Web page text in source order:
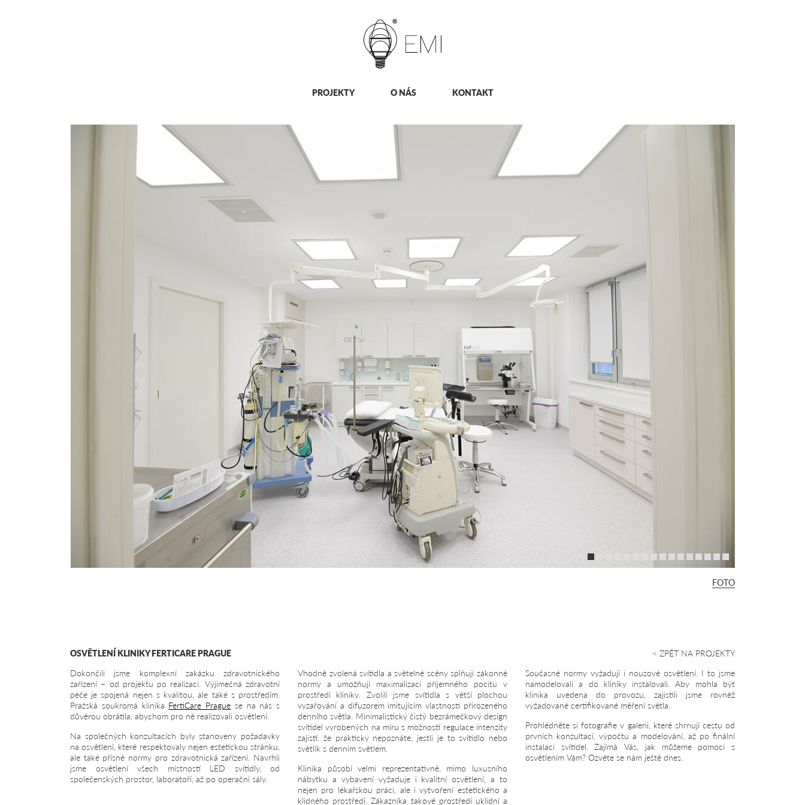
PROJEKTY O NÁS KONTAKT
Ano, fotka je tu. Jen chvíli strpení, než se natáhne.
FOTO
< ZPĚT NA PROJEKTY
OSVĚTLENÍ KLINIKY FERTICARE PRAGUE
Dokončili jsme komplexní zakázku zdravotnického
zařízení – od projektu po realizaci. Výjimečná zdravotní
péče je spojená nejen s kvalitou, ale také s prostředím.
Pražská soukromá klinika FertiCare Prague se na nás s
důvěrou obrátila, abychom pro ně realizovali osvětlení.
Na společných konzultacích byly stanoveny požadavky
na osvětlení, které respektovaly nejen estetickou stránku,
ale také přísné normy pro zdravotnická zařízení. Navrhli
jsme osvětlení všech místností LED svítidly, od
společenských prostor, laboratoří, až po operační sály.
Vhodně zvolená svítidla a světelné scény splňují zákonné
normy a umožňují maximalizaci příjemného pocitu v
prostředí kliniky. Zvolili jsme svítidla s větší plochou
vyzařování a difuzorem imitujícím vlastnosti přirozeného
denního světla. Minimalistický čistý bezrámečkový design
svítidel vyrobených na míru s možností regulace intenzity
zajistí, že prakticky nepoznáte, jestli je to svítidlo nebo
světlík s denním světlem.
Klinika působí velmi reprezentativně, mimo luxusního
nábytku a vybavení vyžaduje i kvalitní osvětlení, a to
nejen pro lékařskou práci, ale i vytvoření estetického a
klidného prostředí. Zákazníka takové prostředí uklidní a
Současné normy vyžadují i nouzové osvětlení. I to jsme
namodelovali a do kliniky instalovali. Aby mohla být
klinika uvedena do provozu, zajistili jsme rovněž
vyžadované certifikované měření světla.
Prohlédněte si fotografie v galerii, které shrnují cestu od
prvních konzultací, výpočtu a modelování, až po finální
instalaci svítidel. Zajímá Vás, jak můžeme pomoci s
osvětlením Vám? Ozvěte se nám ještě dnes.